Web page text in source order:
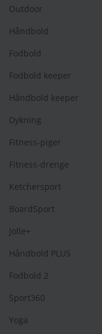
Outdoor
Håndbold
Fodbold
Fodbold keeper
Håndbold keeper
Dykning
Fitness-piger
Fitness-drenge
Ketchersport
BoardSport
Jolle+
Håndbold PLUS
Fodbold 2
Sport360
Yoga